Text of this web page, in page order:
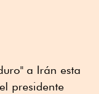
a Irán esta
presidente